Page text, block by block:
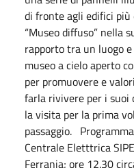
di fronte agli edifici
“Museo diffuso” nella
rapporto tra un luogo
museo a cielo aperto
per promuovere e
farla rivivere per i suoi
la visita per la prima
passaggio.
Centrale Eletttrica
Ferrania; ore 12.30